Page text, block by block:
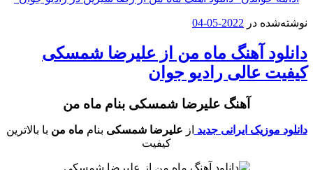
نوشته‌شده در 2022-05-04
دانلود آهنگ ماه من از علیرضا شمسکی
کیفیت عالی رادیو جوان
آهنگ علیرضا شمسکی بنام ماه من
دانلود موزیک ایرانی جدید از علیرضا شمسکی بنام ماه من با بالاترین
کیفیت